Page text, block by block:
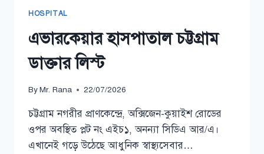
HOSPITAL
এভারকেয়ার হাসপাতাল চট্টগ্রাম
ডাক্তার লিস্ট
ByMr. Rana 22/07/2026
চট্টগ্রাম নগরীর প্রাণকেন্দ্রে, অক্সিজেন-কুয়াইশ রোডের
ওপর অবস্থিত প্লট নং এইচ১, অনন্যা সিডিএ আর/এ।
এখানেই গড়ে উঠেছে আধুনিক স্বাস্থ্যসেবার…